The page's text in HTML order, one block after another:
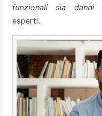
funzionali sia danni
esperti.